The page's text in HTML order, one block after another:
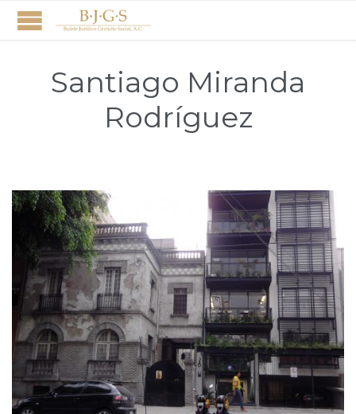
Santiago Miranda
Rodríguez